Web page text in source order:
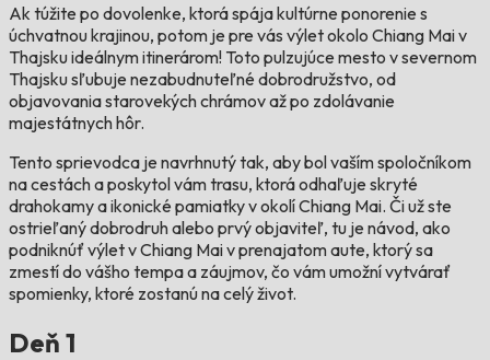
Ak túžite po dovolenke, ktorá spája kultúrne ponorenie s
úchvatnou krajinou, potom je pre vás výlet okolo Chiang Mai v
Thajsku ideálnym itinerárom! Toto pulzujúce mesto v severnom
Thajsku sľubuje nezabudnuteľné dobrodružstvo, od
objavovania starovekých chrámov až po zdolávanie
majestátnych hôr.
Tento sprievodca je navrhnutý tak, aby bol vaším spoločníkom
na cestách a poskytol vám trasu, ktorá odhaľuje skryté
drahokamy a ikonické pamiatky v okolí Chiang Mai. Či už ste
ostrieľaný dobrodruh alebo prvý objaviteľ, tu je návod, ako
podniknúť výlet v Chiang Mai v prenajatom aute, ktorý sa
zmestí do vášho tempa a záujmov, čo vám umožní vytvárať
spomienky, ktoré zostanú na celý život.
Deň 1